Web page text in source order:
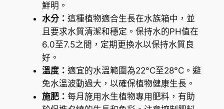
鮮明。
水分： 這種植物適合生長在水族箱中，並
且要求水質清潔和穩定。保持水的PH值在
6.0至7.5之間，定期更換水以保持水質良
好。
溫度： 適宜的水溫範圍為22°C至28°C。避
免水溫波動過大，以確保植物健康生長。
施肥： 每月施用水生植物專用肥料，有助